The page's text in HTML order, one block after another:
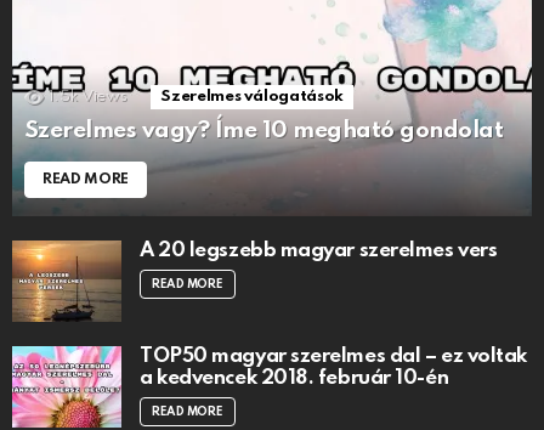
1.5k Views Szerelmes válogatások
Szerelmes vagy? Íme 10 megható gondolat
READ MORE
A 20 legszebb magyar szerelmes vers
READ MORE
TOP50 magyar szerelmes dal – ez voltak
a kedvencek 2018. február 10-én
READ MORE